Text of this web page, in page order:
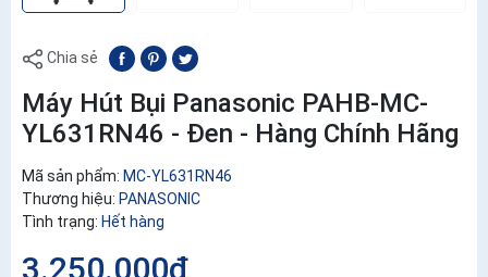
Chia sẻ
Máy Hút Bụi Panasonic PAHB-MC-
YL631RN46 - Đen - Hàng Chính Hãng
Mã sản phẩm: MC-YL631RN46
Thương hiệu: PANASONIC
Tình trạng: Hết hàng
3.250.000₫